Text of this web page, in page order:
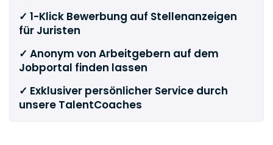
✓ 1-Klick Bewerbung auf Stellenanzeigen
für Juristen
✓ Anonym von Arbeitgebern auf dem
Jobportal finden lassen
✓ Exklusiver persönlicher Service durch
unsere TalentCoaches